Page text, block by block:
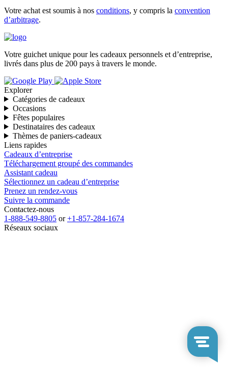
Votre achat est soumis à nos conditions, y compris la convention
d’arbitrage.
Votre guichet unique pour les cadeaux personnels et d’entreprise,
livrés dans plus de 200 pays à travers le monde.
Explorer
Catégories de cadeaux
Occasions
Fêtes populaires
Destinataires des cadeaux
Thèmes de paniers-cadeaux
Liens rapides
Cadeaux d’entreprise
Téléchargement groupé des commandes
Assistant cadeau
Sélectionnez un cadeau d’entreprise
Prenez un rendez-vous
Suivre la commande
Contactez-nous
1-888-549-8805 or+1-857-284-1674
Réseaux sociaux